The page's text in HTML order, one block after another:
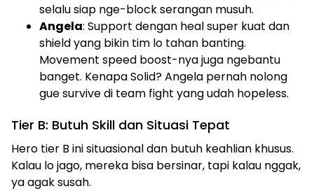
selalu siap nge-block serangan musuh.
Angela: Support dengan heal super kuat dan
shield yang bikin tim lo tahan banting.
Movement speed boost-nya juga ngebantu
banget. Kenapa Solid? Angela pernah nolong
gue survive di team fight yang udah hopeless.
Tier B: Butuh Skill dan Situasi Tepat
Hero tier B ini situasional dan butuh keahlian khusus.
Kalau lo jago, mereka bisa bersinar, tapi kalau nggak,
ya agak susah.